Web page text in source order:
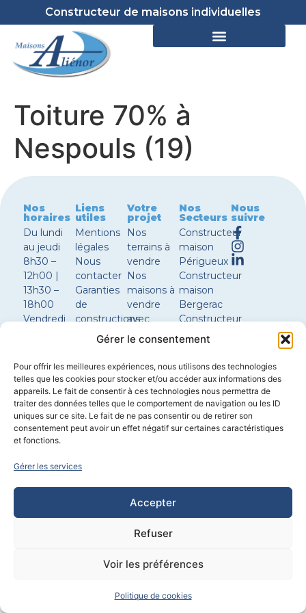
Gérer le consentement
Pour offrir les meilleures expériences, nous utilisons des technologies
telles que les cookies pour stocker et/ou accéder aux informations des
appareils. Le fait de consentir à ces technologies nous permettra de
traiter des données telles que le comportement de navigation ou les ID
uniques sur ce site. Le fait de ne pas consentir ou de retirer son
consentement peut avoir un effet négatif sur certaines caractéristiques
et fonctions.
Gérer les services
Accepter
Refuser
Voir les préférences
Politique de cookies
Constructeur de maisons individuelles
Toiture 70% à
Nespouls (19)
Nos
horaires
Du lundi
au jeudi
8h30 –
12h00 |
13h30 –
18h00
Vendredi
14h00 –
17h30
Samedi
sur
rendez-
vous
Liens
utiles
Mentions
légales
Nous
contacter
Garanties
de
constructions
Réglementations
environnementales
Votre
projet
Nos
terrains à
vendre
Nos
maisons à
vendre
avec
terrain
Nos plans
de maison
Configurer
ma
maison
Nos
Secteurs
Constructeur
maison
Périgueux
Constructeur
maison
Bergerac
Constructeur
maison
Sarlat
Constructeur
maison
Boulazac
Constructeur
maison
Brantôme
Nous
suivre